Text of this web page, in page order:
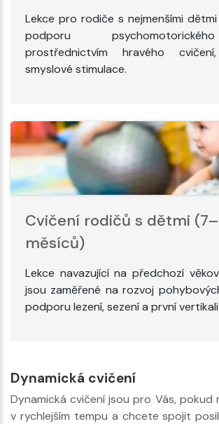
Lekce pro rodiče s nejmenšími
podporu
prostřednictvím hravého
smyslové stimulace.
Cvičení rodičů s dětmi
měsíců)
Lekce navazující na předchozí
jsou zaměřené na rozvoj
podporu lezení, sezení a první
Dynamická cvičení
Dynamická cvičení jsou pro Vás,
v rychlejším tempu a chcete spojit